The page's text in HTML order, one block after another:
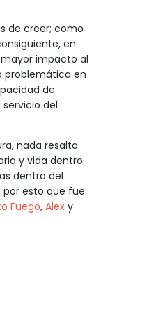
de creer; como
en
impacto al
problemática en
de
del
nada resalta
y vida dentro
dentro del
por esto que fue
Fuego, Alex y